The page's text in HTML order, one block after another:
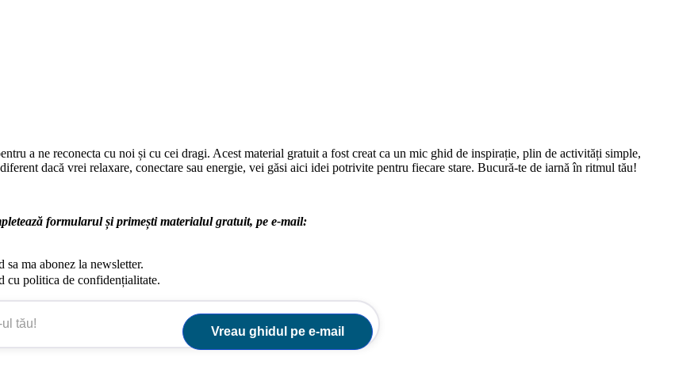
a ne reconecta cu noi și cu cei dragi. Acest material gratuit a fost creat ca un mic ghid de inspirație, plin de activități simple,
dacă vrei relaxare, conectare sau energie, vei găsi aici idei potrivite pentru fiecare stare. Bucură-te de iarnă în ritmul tău!
formularul și primești materialul gratuit, pe e-mail:
sa ma abonez la newsletter.
cu politica de confidențialitate.